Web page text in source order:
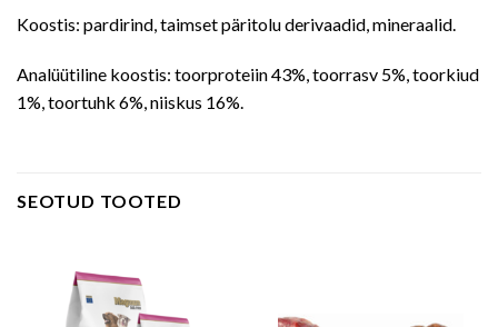
Koostis: pardirind, taimset päritolu derivaadid, mineraalid.
Analüütiline koostis: toorproteiin 43%, toorrasv 5%, toorkiud
1%, toortuhk 6%, niiskus 16%.
SEOTUD TOOTED